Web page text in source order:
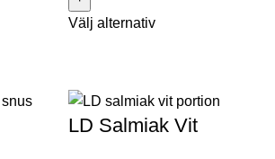
Välj alternativ
LD Salmiak Vit